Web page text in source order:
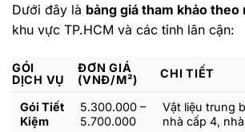
Dưới đây là bảng giá tham khảo theo
khu vực TP.HCM và các tỉnh lân cận:
GÓI
DỊCH VỤ
ĐƠN GIÁ
(VNĐ/M²)
CHI TIẾT
Gói Tiết
Kiệm
5.300.000 –
5.700.000
Vật liệu trung
nhà cấp 4,